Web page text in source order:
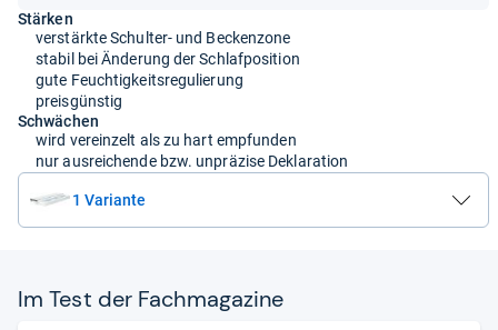
Stärken
verstärkte Schulter- und Beckenzone
stabil bei Änderung der Schlafposition
gute Feuchtigkeitsregulierung
preisgünstig
Schwächen
wird vereinzelt als zu hart empfunden
nur ausreichende bzw. unpräzise Deklaration
1 Variante
Im Test der Fach­ma­ga­zine